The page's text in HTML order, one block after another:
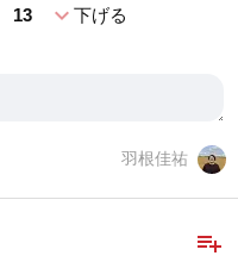
13 expand_more下げる
羽根佳祐
playlist_add